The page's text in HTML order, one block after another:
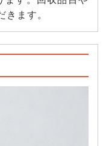
きます。